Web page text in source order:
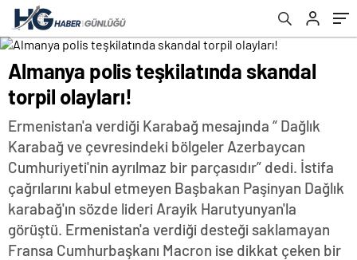
Almanya polis teşkilatında skandal
torpil olayları!
Ermenistan'a verdiği Karabağ mesajında “ Dağlık
Karabağ ve çevresindeki bölgeler Azerbaycan
Cumhuriyeti'nin ayrılmaz bir parçasıdır” dedi. İstifa
çağrılarını kabul etmeyen Başbakan Paşinyan Dağlık
karabağ'ın sözde lideri Arayik Harutyunyan'la
görüştü. Ermenistan'a verdiği desteği saklamayan
Fransa Cumhurbaşkanı Macron ise dikkat çeken bir